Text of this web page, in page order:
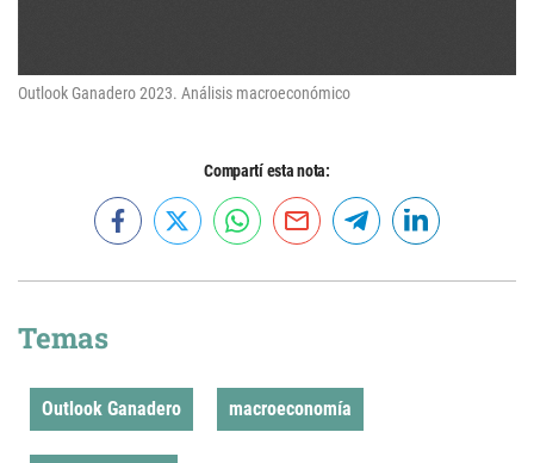
Outlook Ganadero 2023. Análisis macroeconómico
Compartí esta nota:
Temas
Outlook Ganadero macroeconomía